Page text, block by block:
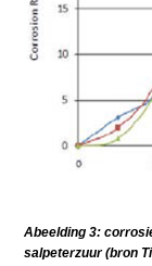
Abeelding 3:
salpeterzuur (bron